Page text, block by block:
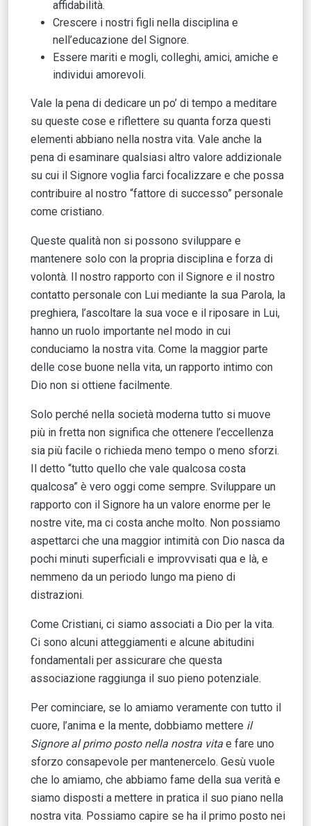
affidabilità.
Crescere i nostri figli nella disciplina e
nell’educazione del Signore.
Essere mariti e mogli, colleghi, amici, amiche e
individui amorevoli.
Vale la pena di dedicare un po’ di tempo a meditare
su queste cose e riflettere su quanta forza questi
elementi abbiano nella nostra vita. Vale anche la
pena di esaminare qualsiasi altro valore addizionale
su cui il Signore voglia farci focalizzare e che possa
contribuire al nostro “fattore di successo” personale
come cristiano.
Queste qualità non si possono sviluppare e
mantenere solo con la propria disciplina e forza di
volontà. Il nostro rapporto con il Signore e il nostro
contatto personale con Lui mediante la sua Parola, la
preghiera, l’ascoltare la sua voce e il riposare in Lui,
hanno un ruolo importante nel modo in cui
conduciamo la nostra vita. Come la maggior parte
delle cose buone nella vita, un rapporto intimo con
Dio non si ottiene facilmente.
Solo perché nella società moderna tutto si muove
più in fretta non significa che ottenere l’eccellenza
sia più facile o richieda meno tempo o meno sforzi.
Il detto “tutto quello che vale qualcosa costa
qualcosa” è vero oggi come sempre. Sviluppare un
rapporto con il Signore ha un valore enorme per le
nostre vite, ma ci costa anche molto. Non possiamo
aspettarci che una maggior intimità con Dio nasca da
pochi minuti superficiali e improvvisati qua e là, e
nemmeno da un periodo lungo ma pieno di
distrazioni.
Come Cristiani, ci siamo associati a Dio per la vita.
Ci sono alcuni atteggiamenti e alcune abitudini
fondamentali per assicurare che questa
associazione raggiunga il suo pieno potenziale.
Per cominciare, se lo amiamo veramente con tutto il
cuore, l’anima e la mente, dobbiamo mettere il
Signore al primo posto nella nostra vita e fare uno
sforzo consapevole per mantenercelo. Gesù vuole
che lo amiamo, che abbiamo fame della sua verità e
siamo disposti a mettere in pratica il suo piano nella
nostra vita. Possiamo capire se ha il primo posto nei